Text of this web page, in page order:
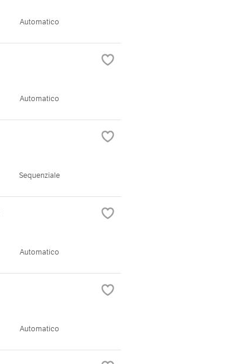
Automatico
Automatico
Sequenziale
Automatico
Automatico